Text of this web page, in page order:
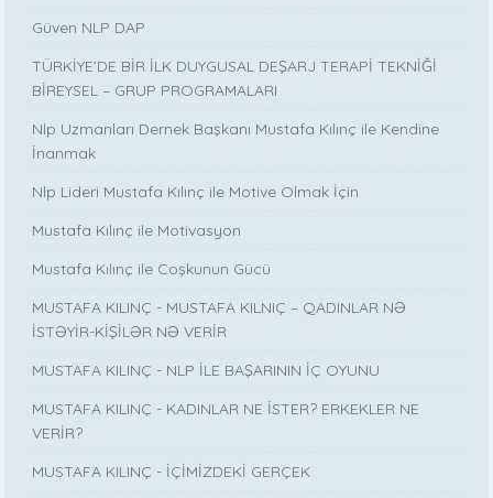
Güven NLP DAP
TÜRKİYE’DE BİR İLK DUYGUSAL DEŞARJ TERAPİ TEKNİĞİ
BİREYSEL – GRUP PROGRAMALARI
Nlp Uzmanları Dernek Başkanı Mustafa Kılınç ile Kendine
İnanmak
Nlp Lideri Mustafa Kılınç ile Motive Olmak İçin
Mustafa Kılınç ile Motivasyon
Mustafa Kılınç ile Coşkunun Gücü
MUSTAFA KILINÇ - MUSTAFA KILNIÇ – QADINLAR NƏ
İSTƏYİR-KİŞİLƏR NƏ VERİR
MUSTAFA KILINÇ - NLP İLE BAŞARININ İÇ OYUNU
MUSTAFA KILINÇ - KADINLAR NE İSTER? ERKEKLER NE
VERİR?
MUSTAFA KILINÇ - İÇİMİZDEKİ GERÇEK